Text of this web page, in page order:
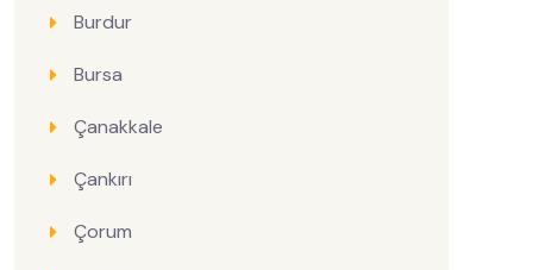
Burdur
Bursa
Çanakkale
Çankırı
Çorum